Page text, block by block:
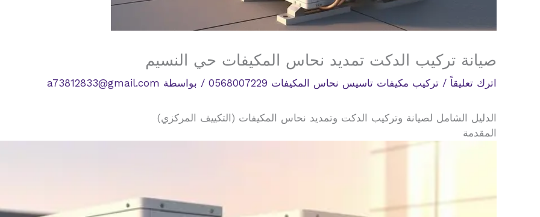
صيانة تركيب الدكت تمديد نحاس المكيفات حي النسيم
اترك تعليقاً / تركيب مكيفات تاسيس نحاس المكيفات 0568007229 / بواسطة a73812833@gmail.com
الدليل الشامل لصيانة وتركيب الدكت وتمديد نحاس المكيفات (التكييف المركزي)
المقدمة